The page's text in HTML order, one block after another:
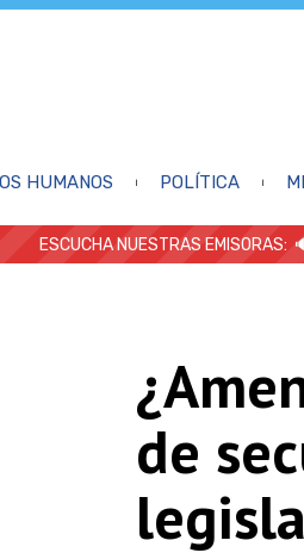
HUMANOS POLÍTICA
ESCUCHA NUESTRAS EMISORAS: 🔈
de